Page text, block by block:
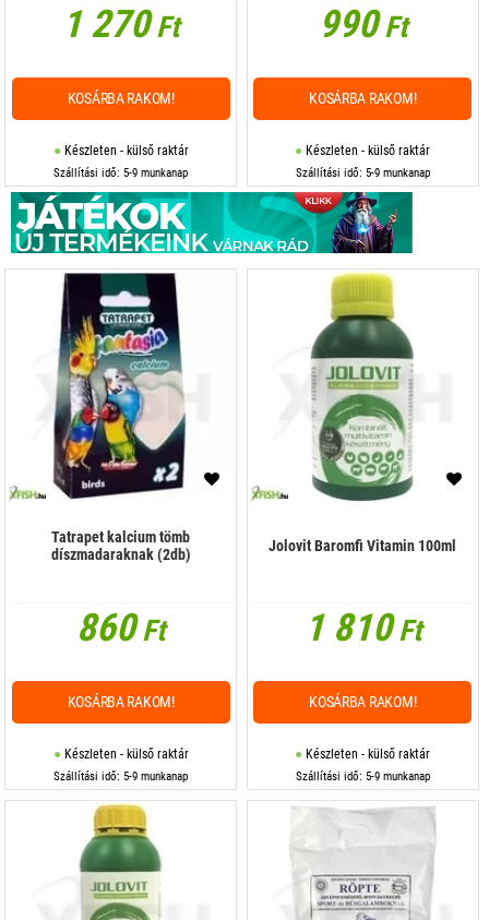
1 270Ft
Készleten - külső raktár
Szállítási idő: 5-9 munkanap
KOSÁRBA RAKOM!
990Ft
Készleten - külső raktár
Szállítási idő: 5-9 munkanap
KOSÁRBA RAKOM!
Tatrapet kalcium tömb
díszmadaraknak (2db)
860Ft
Készleten - külső raktár
Szállítási idő: 5-9 munkanap
KOSÁRBA RAKOM!
Jolovit Baromfi Vitamin 100ml
1 810Ft
Készleten - külső raktár
Szállítási idő: 5-9 munkanap
KOSÁRBA RAKOM!